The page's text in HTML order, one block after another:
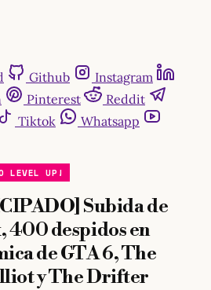
Github
Instagram
Pinterest
Reddit
Tiktok
Whatsapp
LEVEL UP!
Subida de
400 despidos en
de GTA 6, The
y The Drifter